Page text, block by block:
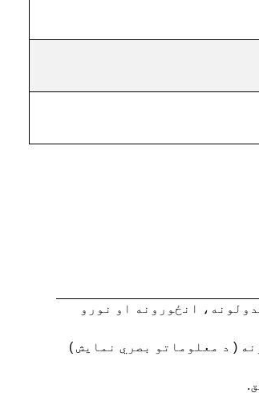
انځورونه او نورو
( د معلوماتو بصري نمایش )